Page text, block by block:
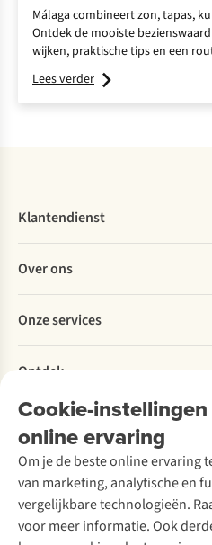
Málaga combineert zon, tapas,
Ontdek de mooiste
wijken, praktische tips en een
dagen.
Lees verder
Cookie-
online ervaring
Om je de beste online ervaring
van marketing, analytische en
vergelijkbare technologieën.
voor meer informatie. Ook
Klantendienst
Bestellen
Betalen
Levering
Retourneren
Bestelling herroepen
Garantie
Contact
Over ons
Explore More
Verantwoord ondernemen
Over Ayacucho
Onze winkels
Over A.S.Adventure
Toegankelijkheidsverklaring
Onze services
Ski-onderhoud
Wasservice
Schoenonderhoud
Schoenherstelling
Kledingherstelling
Retouches
Voor bedrijven
Ontdek
A.S.Magazine
Podcast
Explore Academy
Explore Camp
Gear Check
Inspiratie & advies
Meld je aan voor de nieuwsbrief
Follow